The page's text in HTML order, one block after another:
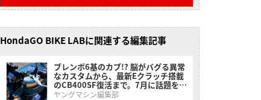
HondaGO BIKE LABに関連する編集記事
ブレンボ6基のカブ!? 脳がバグる異常
なカスタムから、最新Eクラッチ搭載
のCB400SF復活まで。7月に話題を呼
んだホンダ関連ニュースまとめ
ヤングマシン編集部